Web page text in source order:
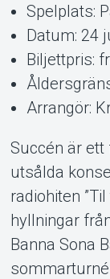
Spelplats:
Datum: 24
Biljettpris:
Arrangör:
Succén är
utsålda
radiohiten
hyllningar
Banna Sona